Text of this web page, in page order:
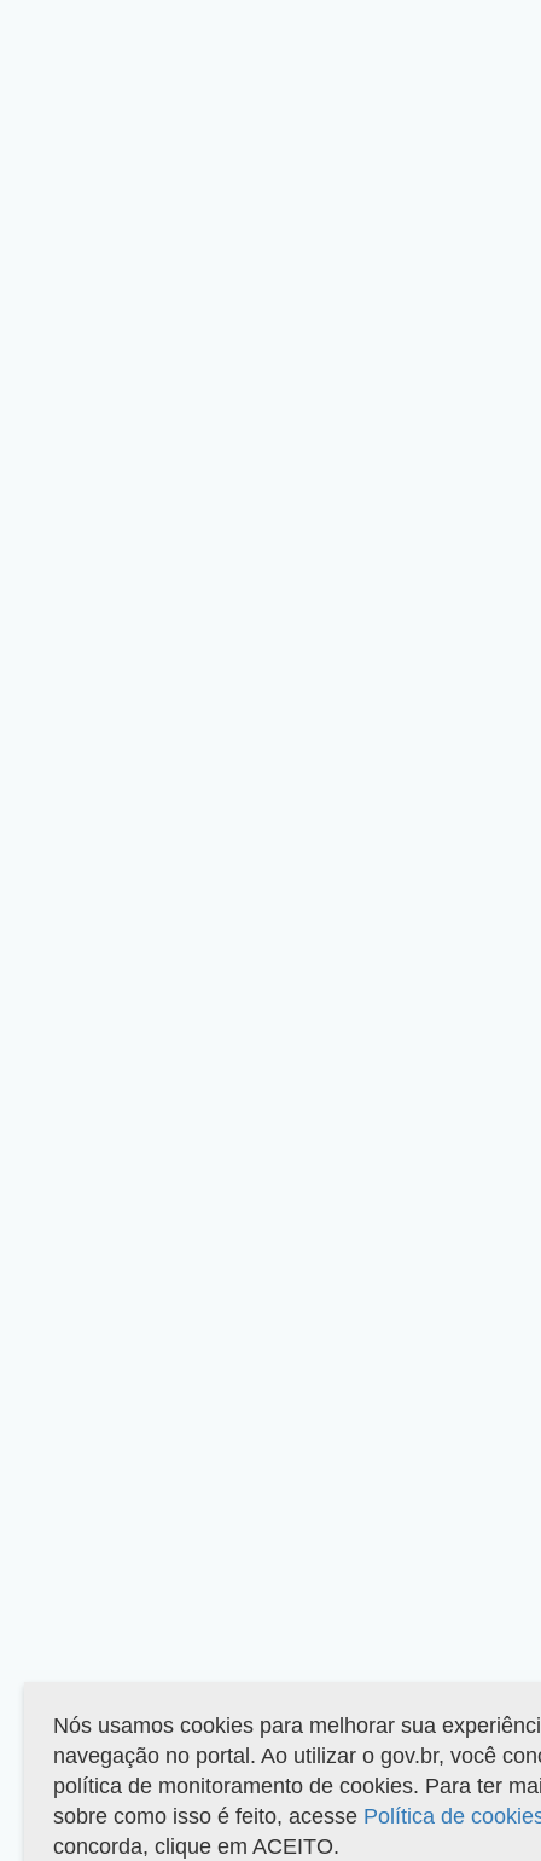
Nós usamos cookies para melhorar sua
navegação no portal. Ao utilizar o gov.br, você
política de monitoramento de cookies. Para ter
sobre como isso é feito, acesse Política de
concorda, clique em ACEITO.